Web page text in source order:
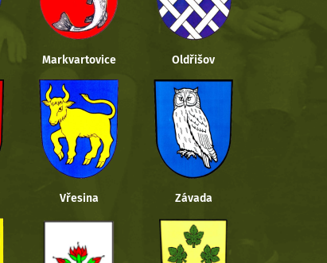
Markvartovice Oldřišov
Vřesina Závada